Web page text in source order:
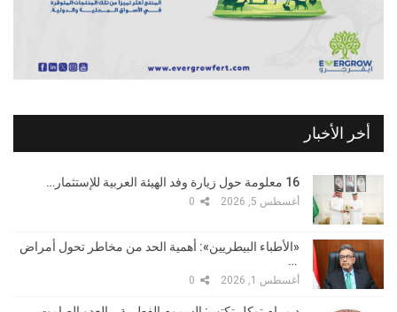
أخر الأخبار
16 معلومة حول زيارة وفد الهيئة العربية للإستثمار…
أغسطس 5, 2026
«الأطباء البيطريين»: أهمية الحد من مخاطر تحول أمراض
…
أغسطس 1, 2026